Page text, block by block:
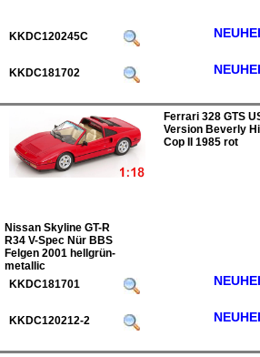
KKDC120245C
KKDC181702
Ferrari 328 GTS
Version Beverly
Cop II 1985 rot
Nissan Skyline GT-R
R34 V-Spec Nür BBS
Felgen 2001 hellgrün-
metallic
KKDC181701
KKDC120212-2